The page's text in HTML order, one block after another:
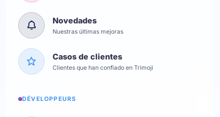
Novedades
Nuestras últimas mejoras
Casos de clientes
Clientes que han confiado en Trimoji
DÉVELOPPEURS